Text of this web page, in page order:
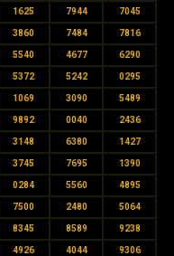
1625 7944 7045
3860 7484 7816
5540 4677 6290
5372 5242 0295
1069 3090 5489
9892 0040 2436
3148 6380 1427
3745 7695 1390
0284 5560 4895
7500 2480 5064
8345 8589 9238
4926 4044 9306